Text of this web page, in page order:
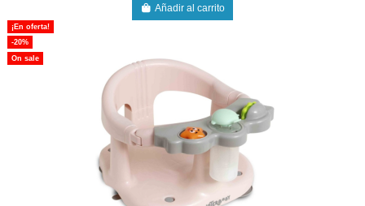
Añadir al carrito
¡En oferta!
-20%
On sale